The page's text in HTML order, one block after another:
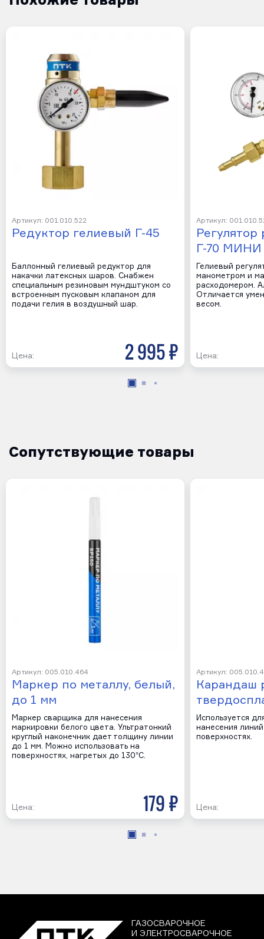
Артикул: 001.010.522
Редуктор гелиевый Г-45
Баллонный гелиевый редуктор для
накачки латексных шаров. Снабжен
специальным резиновым мундштуком со
встроенным пусковым клапаном для
подачи гелия в воздушный шар.
Цена: 2 995 р
Артикул:
Регулятор
Г-70 МИНИ
Гелиевый
манометром и
расходомером.
Отличается
весом.
Цена:
Сопутствующие товары
Артикул: 005.010.464
Маркер по металлу, белый,
до 1 мм
Маркер сварщика для нанесения
маркировки белого цвета. Ультратонкий
круглый наконечник дает толщину линии
до 1 мм. Можно использовать на
поверхностях, нагретых до 130°C.
Цена: 179 р
Артикул:
Карандаш
Используется
нанесения
поверхностях.
Цена:
ГАЗОСВАРОЧНОЕ
И ЭЛЕКТРОСВАРОЧНОЕ